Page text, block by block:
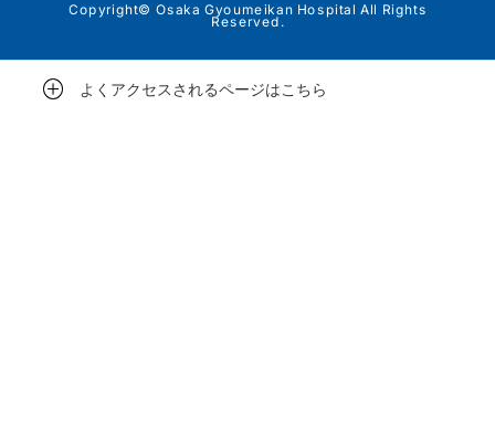
Copyright© Osaka Gyoumeikan Hospital All Rights
Reserved.
よくアクセスされるページはこちら